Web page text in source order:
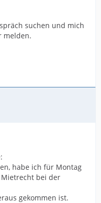
suchen und mich
melden.
habe ich für Montag
bei der
gekommen ist.